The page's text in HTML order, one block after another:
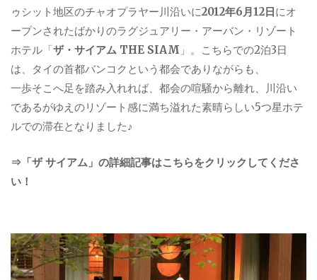
ゥシット地区のチャオプラヤー川沿いに2012年6月12日にオ
ープンされたばかりのラグジュアリー・アーバン・リゾート
ホテル「ザ・サイアム THE SIAM 」。こちらでの2泊3日
は、タイの首都バンコクという都会でありながらも、
一歩そこへ足を踏み入れれば、都会の喧騒から離れ、川沿い
であるがゆえのリゾート感に満ち溢れた素晴らしい5つ星ホテ
ルでの滞在となりました♪
⇒「ザ サイアム」の詳細記事はこちらをクリックしてくださ
い！